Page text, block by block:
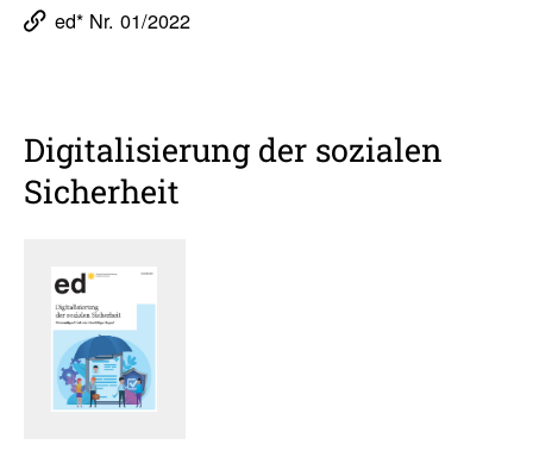
ed* Nr. 01/2022
Digi­ta­li­sie­rung der sozialen
Sicher­heit